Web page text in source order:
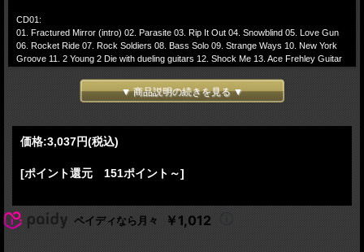
CD01:
01. Fractured Mirror (intro) 02. Parasite 03. Rip It Out 04. Snowblind 05. Love Gun
06. Rocket Ride 07. Rock Soldiers 08. Bass Solo 09. Strange Ways 10. New York
Groove 11. 2 Young 2 Die with dueling guitars 12. Shock Me 13. Ace Frehley Guitar
16. Detroit Rock City 17. Deuce
18. Introduction 19. Rip It Out 20. Stranger in a Strange Land 21. Something Moved
Introductions 32. Rocket Ride
▼ 商品説明の続きを見る ▼
価格:3,037円(税込)
[ポイント還元 151ポイント～]
ペイディなら月々 ￥1,012